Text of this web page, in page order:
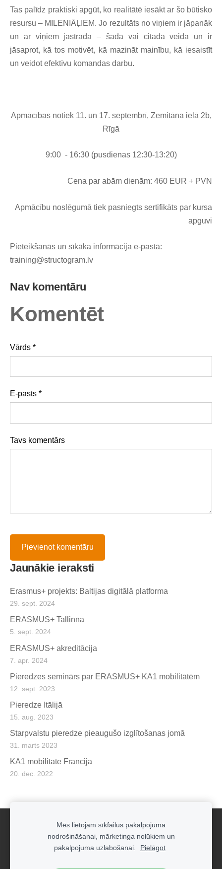
Jaunākie ieraksti
Erasmus+ projekts: Baltijas digitālā platforma
29. sept. 2024
ERASMUS+ Tallinnā
5. sept. 2024
ERASMUS+ akreditācija
7. apr. 2024
Pieredzes seminārs par ERASMUS+ KA1 mobilitātēm
12. sept. 2023
Pieredze Itālijā
15. aug. 2023
Starpvalstu pieredze pieaugušo izglītošanas jomā
31. marts 2023
KA1 mobilitāte Francijā
20. dec. 2022
Tas palīdz praktiski apgūt, ko realitātē iesākt ar šo būtisko
resursu – MILENIĀĻIEM. Jo rezultāts no viņiem ir jāpanāk
un ar viņiem jāstrādā – šādā vai citādā veidā un ir
jāsaprot, kā tos motivēt, kā mazināt mainību, kā iesaistīt
un veidot efektīvu komandas darbu.
Apmācības notiek 11. un 17. septembrī, Zemitāna ielā 2b,
Rīgā
9:00 - 16:30 (pusdienas 12:30-13:20)
Cena par abām dienām: 460 EUR + PVN
Apmācību noslēgumā tiek pasniegts sertifikāts par kursa
apguvi
Pieteikšanās un sīkāka informācija e-pastā:
training@structogram.lv
Nav komentāru
Komentēt
Vārds *
E-pasts *
Tavs komentārs
Sīkdatnes
Servisa audita kompānija DORUS SIA
Mēs lietojam sīkfailus pakalpojuma
nodrošināšanai, mārketinga nolūkiem un
pakalpojuma uzlabošanai.
Pielāgot